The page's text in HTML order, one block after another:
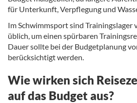
für Unterkunft, Verpflegung und
Im Schwimmsport sind Trainingslager
üblich, um einen spürbaren
Dauer sollte bei der Budgetplanung
berücksichtigt werden.
Wie wirken sich
auf das Budget aus?